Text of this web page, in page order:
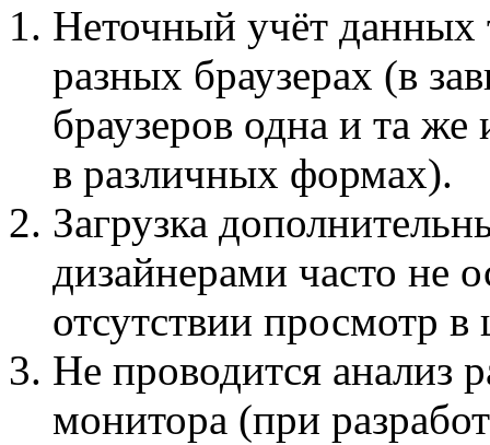
Неточный учёт данных
разных браузерах (в
браузеров одна и та
в различных формах).
Загрузка
дизайнерами часто не
отсутствии просмотр
Не проводится анализ
монитора (при